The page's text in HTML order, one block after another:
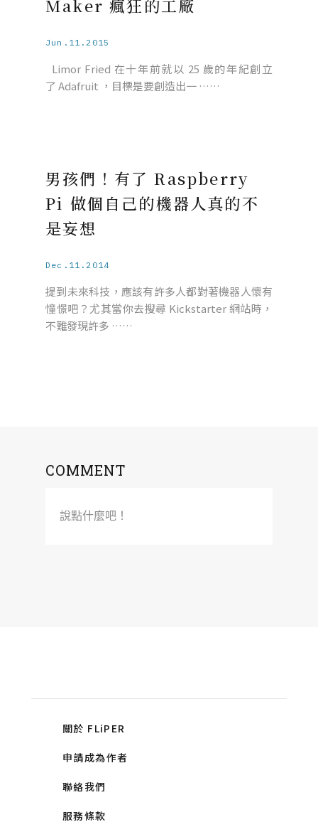
Maker 瘋狂的工廠
Jun.11.2015
Limor Fried 在十年前就以 25 歲的年紀創立
了 Adafruit ，目標是要創造出一 ……
男孩們！有了 Raspberry
Pi 做個自己的機器人真的不
是妄想
Dec.11.2014
提到未來科技，應該有許多人都對著機器人懷有
憧憬吧？尤其當你去搜尋 Kickstarter 網站時，
不難發現許多 ……
COMMENT
說點什麼吧！
關於 FLiPER
申請成為作者
聯絡我們
服務條款